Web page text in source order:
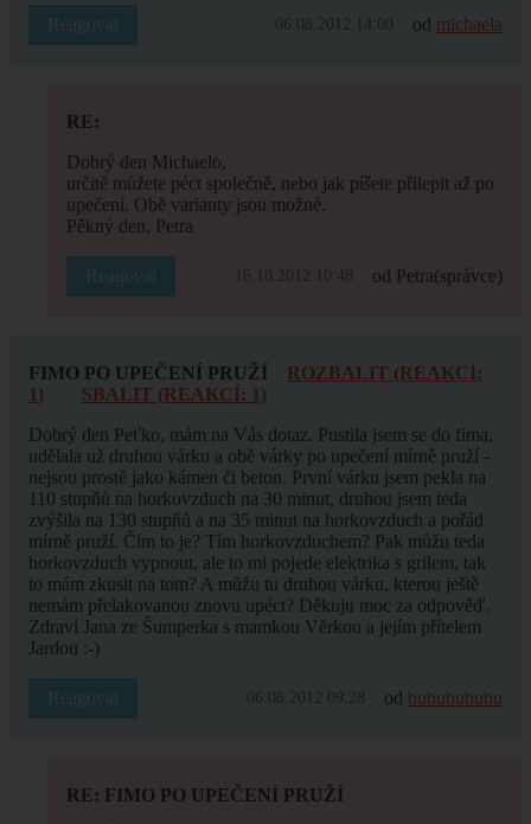
Reagovat 06.08.2012 14:00 od michaela
RE:
Dobrý den Michaelo,
určitě můžete péct společně, nebo jak píšete přilepit až po
upečení. Obě varianty jsou možné.
Pěkný den, Petra
Reagovat 16.10.2012 10:48 od Petra(správce)
FIMO PO UPEČENÍ PRUŽÍ
ROZBALIT (REAKCÍ:
1)
SBALIT (REAKCÍ: 1)
Dobrý den Peťko, mám na Vás dotaz. Pustila jsem se do fima,
udělala už druhou várku a obě várky po upečení mírně pruží -
nejsou prostě jako kámen či beton. První várku jsem pekla na
110 stupňů na horkovzduch na 30 minut, druhou jsem teda
zvýšila na 130 stupňů a na 35 minut na horkovzduch a pořád
mírně pruží. Čím to je? Tím horkovzduchem? Pak můžu teda
horkovzduch vypnout, ale to mi pojede elektrika s grilem, tak
to mám zkusit na tom? A můžu tu druhou várku, kterou ještě
nemám přelakovanou znovu upéct? Děkuju moc za odpověď.
Zdraví Jana ze Šumperka s mamkou Věrkou a jejím přítelem
Jardou :-)
Reagovat 06.08.2012 09:28 od bububububu
RE: FIMO PO UPEČENÍ PRUŽÍ